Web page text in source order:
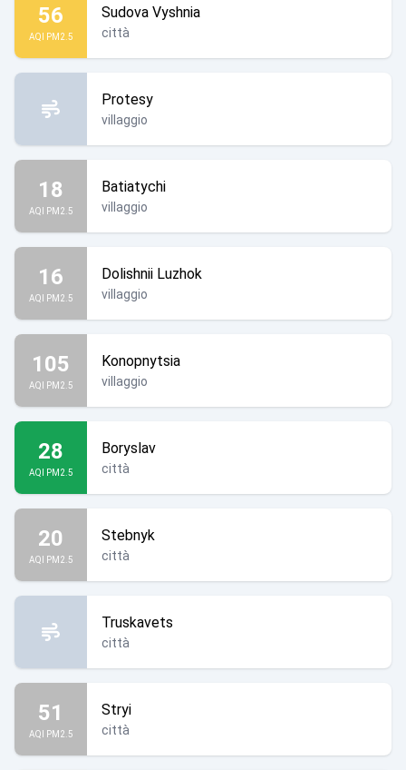
56
AQI PM2.5
Sudova Vyshnia
città
Protesy
villaggio
18
AQI PM2.5
Batiatychi
villaggio
16
AQI PM2.5
Dolishnii Luzhok
villaggio
105
AQI PM2.5
Konopnytsia
villaggio
28
AQI PM2.5
Boryslav
città
20
AQI PM2.5
Stebnyk
città
Truskavets
città
51
AQI PM2.5
Stryi
città